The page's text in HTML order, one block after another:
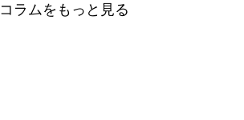
コラムをもっと見る